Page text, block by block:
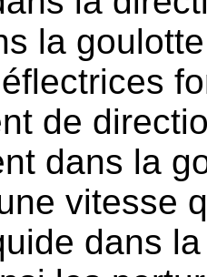
la
de
dans la
vitesse
dans